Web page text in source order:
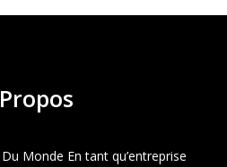
Propos
Monde En tant qu’entreprise